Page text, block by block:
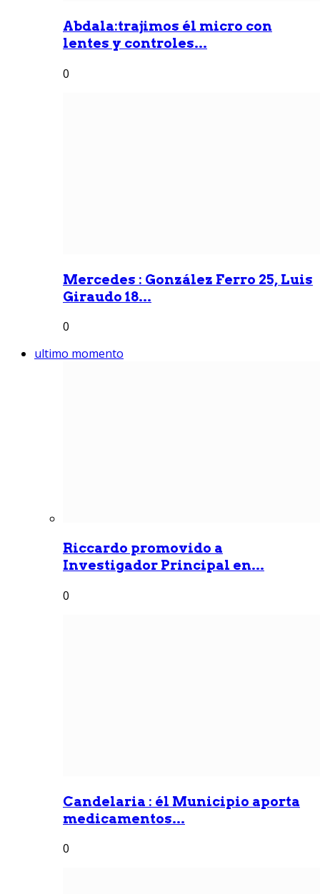
Abdala:trajimos él micro con
lentes y controles...
0
Mercedes : González Ferro 25, Luis
Giraudo 18...
0
ultimo momento
Riccardo promovido a
Investigador Principal en...
0
Candelaria : él Municipio aporta
medicamentos...
0